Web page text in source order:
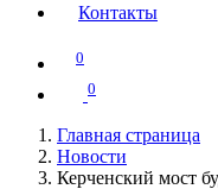
Контакты
0
0
Главная страница
Новости
Керченский мост